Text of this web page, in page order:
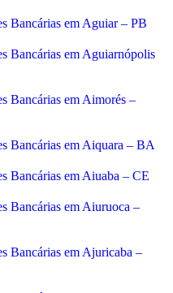
Bancárias em Aguiar – PB
Bancárias em Aguiarnópolis
Bancárias em Aimorés –
Bancárias em Aiquara – BA
Bancárias em Aiuaba – CE
Bancárias em Aiuruoca –
Bancárias em Ajuricaba –